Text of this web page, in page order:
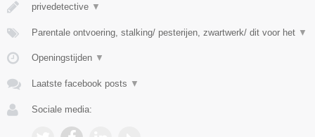
privedetective ▼
Parentale ontvoering, stalking/ pesterijen, zwartwerk/ dit voor het ▼
Openingstijden ▼
Laatste facebook posts ▼
Sociale media: